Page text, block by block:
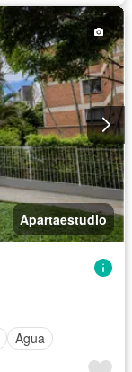
Apartaestudio
Agua